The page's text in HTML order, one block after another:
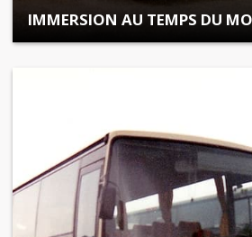
IMMERSION AU TEMPS DU